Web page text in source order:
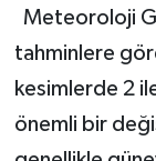
Meteoroloji
tahminlere
kesimlerde 2
önemli bir